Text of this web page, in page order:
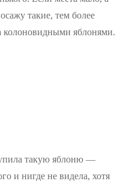
такие, тем более
колоновидными яблонями.
такую яблоню —
и нигде не видела, хотя